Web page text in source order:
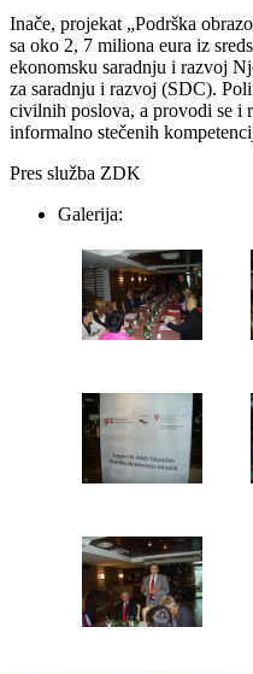
Inače, projekat „Podrška
sa oko 2, 7 miliona eura iz
ekonomsku saradnju i razvoj
za saradnju i razvoj (SDC).
civilnih poslova, a provodi se i
informalno stečenih
Pres služba ZDK
Galerija: